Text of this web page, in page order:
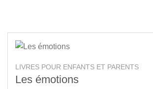
LIVRES POUR ENFANTS ET PARENTS
Les émotions